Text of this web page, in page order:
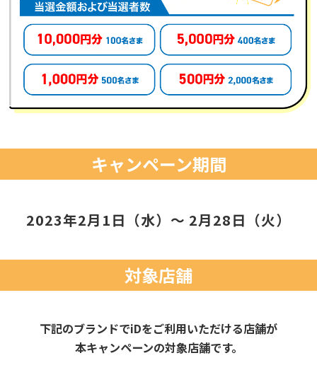
キャンペーン期間
2023年2月1日（水）～ 2月28日（火）
対象店舗
下記のブランドでiDをご利用いただける店舗が
本キャンペーンの対象店舗です。